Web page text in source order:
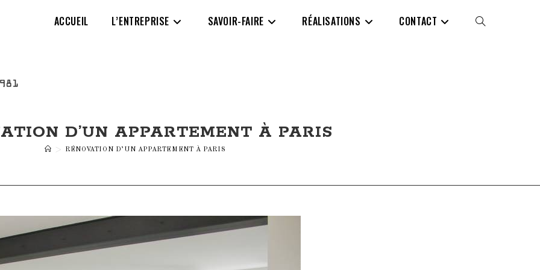
ACCUEIL L’ENTREPRISE SAVOIR-FAIRE RÉALISATIONS CONTACT TOGGLE
D’UN APPARTEMENT À PARIS
> RÉNOVATION D’UN APPARTEMENT À PARIS